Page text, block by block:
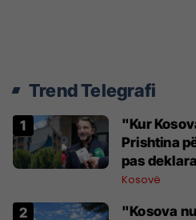
Trend Telegrafi
"Kur
Prishtina
pas
Beograd
Kosovë
"Kosova